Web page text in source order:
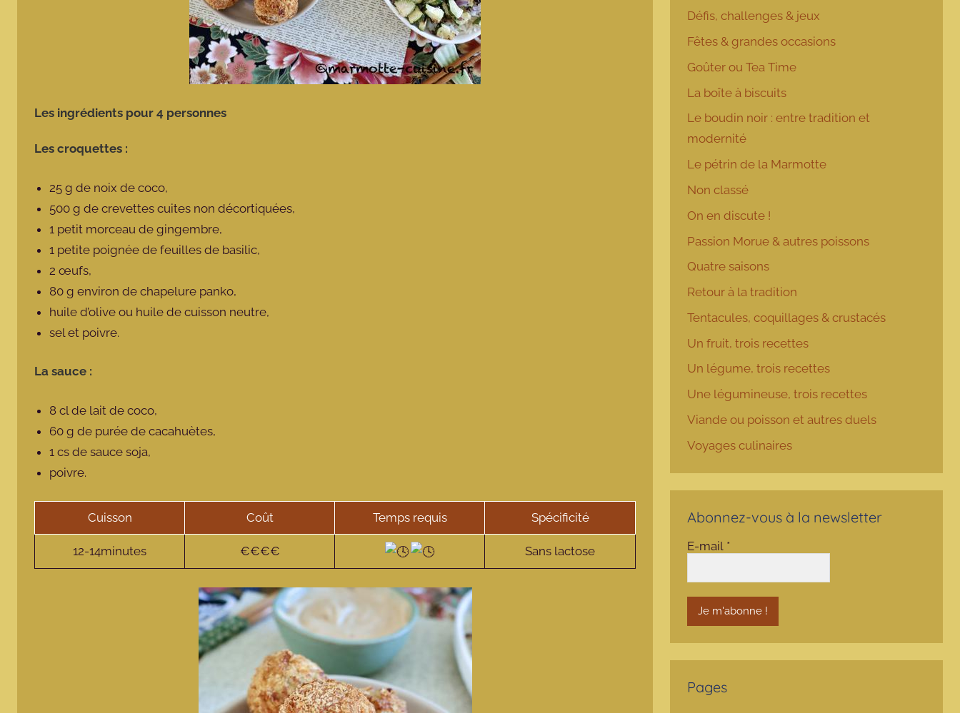
Les ingrédients pour 4 personnes
Les croquettes :
25 g de noix de coco,
500 g de crevettes cuites non décortiquées,
1 petit morceau de gingembre,
1 petite poignée de feuilles de basilic,
2 œufs,
80 g environ de chapelure panko,
huile d’olive ou huile de cuisson neutre,
sel et poivre.
La sauce :
8 cl de lait de coco,
60 g de purée de cacahuètes,
1 cs de sauce soja,
poivre.
Cuisson Coût Temps requis Spécificité
12-14minutes €€€€ Sans lactose
Défis, challenges & jeux
Fêtes & grandes occasions
Goûter ou Tea Time
La boîte à biscuits
Le boudin noir : entre tradition et
modernité
Le pétrin de la Marmotte
Non classé
On en discute !
Passion Morue & autres poissons
Quatre saisons
Retour à la tradition
Tentacules, coquillages & crustacés
Un fruit, trois recettes
Un légume, trois recettes
Une légumineuse, trois recettes
Viande ou poisson et autres duels
Voyages culinaires
Abonnez-vous à la newsletter
E-mail *
Pages